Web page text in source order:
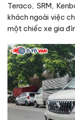
Teraco, SRM,
khách ngoài việc
một chiếc xe gia